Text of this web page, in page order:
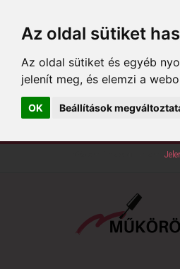
Az oldal sütiket
Az oldal sütiket és egyéb
jelenít meg, és elemzi a
OK Beállítások